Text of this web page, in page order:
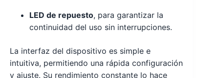
LED de repuesto, para garantizar la
continuidad del uso sin interrupciones.
La interfaz del dispositivo es simple e
intuitiva, permitiendo una rápida configuración
y ajuste. Su rendimiento constante lo hace